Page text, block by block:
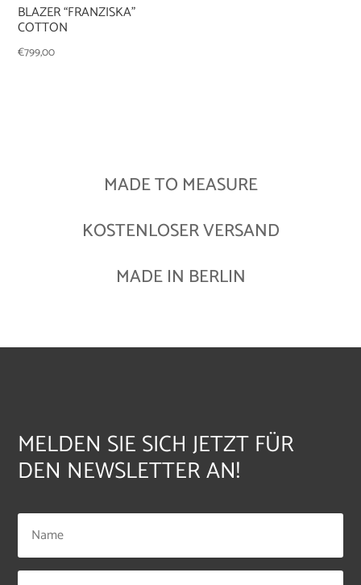
BLAZER “FRANZISKA”
COTTON
€799,00
MADE TO MEASURE
KOSTENLOSER VERSAND
MADE IN BERLIN
MELDEN SIE SICH JETZT FÜR
DEN NEWSLETTER AN!